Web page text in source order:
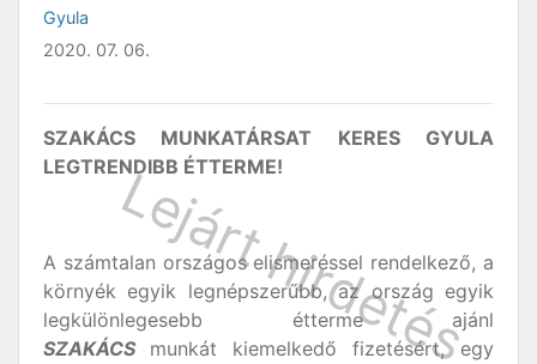
Gyula
2020. 07. 06.
SZAKÁCS MUNKATÁRSAT KERES GYULA
LEGTRENDIBB ÉTTERME!
A számtalan országos elismeréssel rendelkező, a
környék egyik legnépszerűbb, az ország egyik
legkülönlegesebb étterme ajánl
SZAKÁCS
munkát kiemelkedő fizetésért, egy